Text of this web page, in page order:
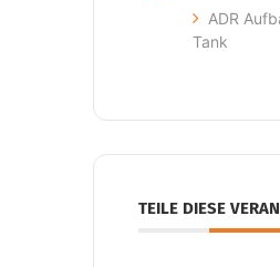
ADR
Tank
TEILE DIESE